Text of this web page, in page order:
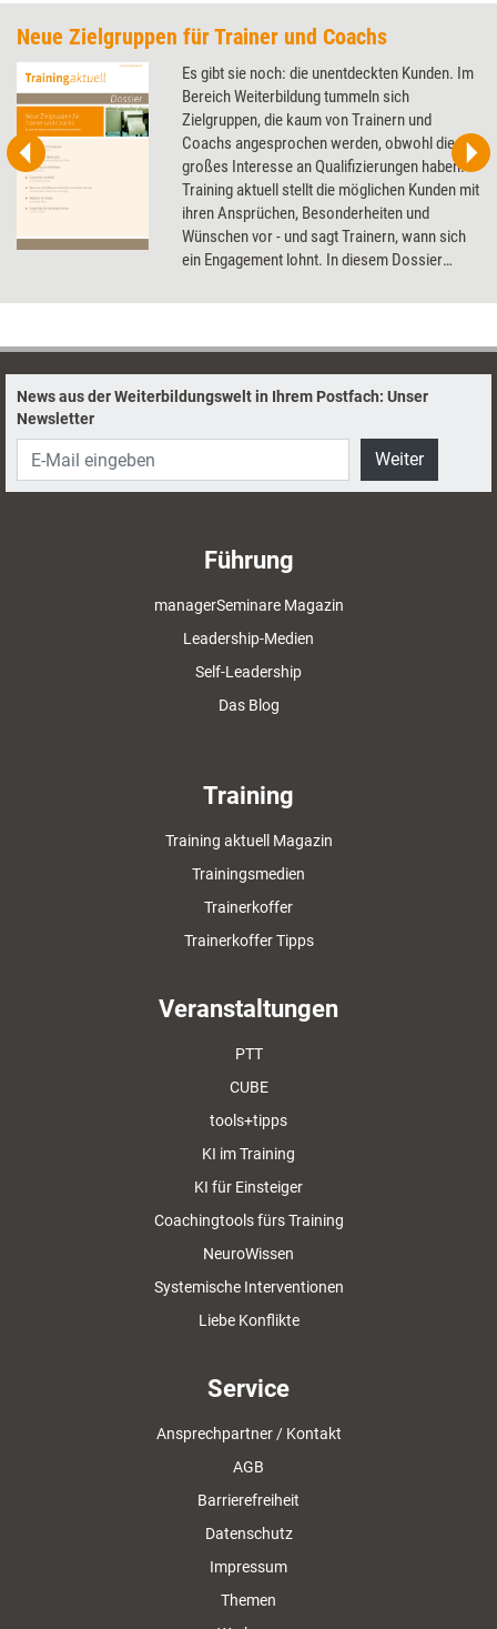
Neue Zielgruppen für Trainer und Coachs
Es gibt sie noch: die unentdeckten Kunden. Im
Bereich Weiterbildung tummeln sich
Zielgruppen, die kaum von Trainern und
Coachs angesprochen werden, obwohl diese
großes Interesse an Qualifizierungen haben.
Training aktuell stellt die möglichen Kunden mit
ihren Ansprüchen, Besonderheiten und
Wünschen vor - und sagt Trainern, wann sich
ein Engagement lohnt. In diesem Dossier
Rechtsanwälte, Beamte, Politiker, Ärzte,
News aus der Weiterbildungswelt in Ihrem Postfach: Unser
Newsletter
Weiter
Führung
managerSeminare Magazin
Leadership-Medien
Self-Leadership
Das Blog
Training
Training aktuell Magazin
Trainingsmedien
Trainerkoffer
Trainerkoffer Tipps
Veranstaltungen
PTT
CUBE
tools+tipps
KI im Training
KI für Einsteiger
Coachingtools fürs Training
NeuroWissen
Systemische Interventionen
Liebe Konflikte
Service
Ansprechpartner / Kontakt
AGB
Barrierefreiheit
Datenschutz
Impressum
Themen